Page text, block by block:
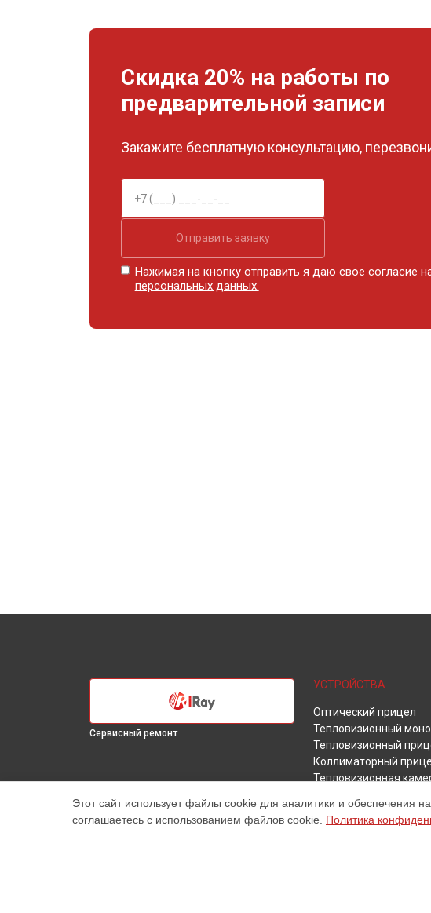
Скидка 20% на работы по
предварительной записи
Закажите бесплатную консультацию,
Отправить заявку
Нажимая на кнопку отправить я даю свое согласие
персональных данных.
Сервисный ремонт
УСТРОЙСТВА
Оптический прицел
Тепловизионный
Тепловизионный
Коллиматорный
Тепловизионная
Тепловизор для
Этот сайт использует файлы cookie для аналитики и обеспечения
соглашаетесь с использованием файлов cookie. Политика